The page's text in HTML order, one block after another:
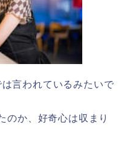
言われているみたいで
のか、好奇心は収まり